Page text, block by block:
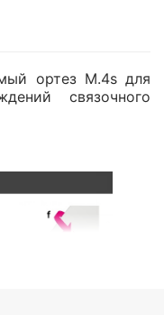
ортез M.4s для
связочного